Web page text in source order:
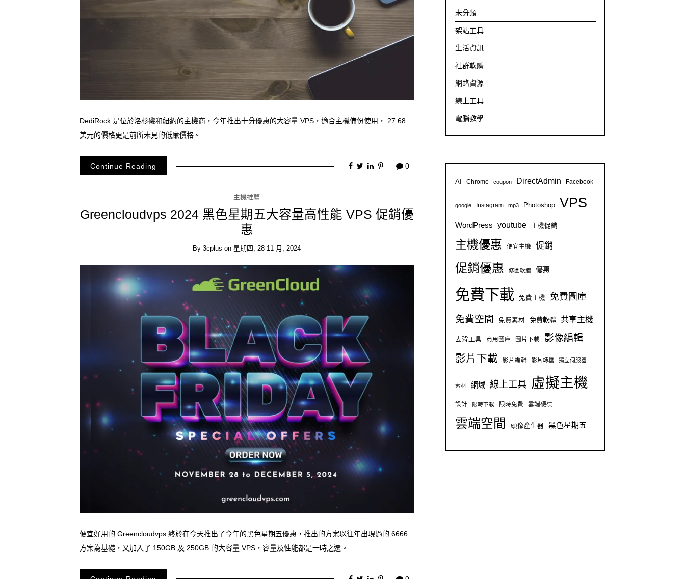
DediRock 是位於洛杉磯和紐約的主機商，今年推出十分優惠的大容量 VPS，適合主機備份使用， 27.68
美元的價格更是前所未見的低廉價格。
Continue Reading 0
主機推薦
Greencloudvps 2024 黑色星期五大容量高性能 VPS 促銷優
惠
By3cplus on星期四, 28 11 月, 2024
便宜好用的 Greencloudvps 終於在今天推出了今年的黑色星期五優惠，推出的方案以往年出現過的 6666
方案為基礎，又加入了 150GB 及 250GB 的大容量 VPS，容量及性能都是一時之選。
未分類
架站工具
生活資訊
社群軟體
網路資源
線上工具
電腦教學
AI Chrome coupon DirectAdmin Facebook
google Instagram mp3 Photoshop VPS
WordPress youtube 主機促銷
主機優惠 便宜主機 促銷
促銷優惠 修圖軟體 優惠
免費下載 免費主機 免費圖庫
免費空間 免費素材 免費軟體 共享主機
去背工具 商用圖庫 圖片下載 影像編輯
影片下載 影片編輯 影片轉檔 獨立伺服器
素材 網域 線上工具 虛擬主機
設計 限時下載 限時免費 雲端硬碟
雲端空間 頭像產生器 黑色星期五